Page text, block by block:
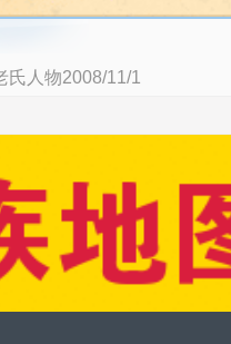
人物2008/11/1